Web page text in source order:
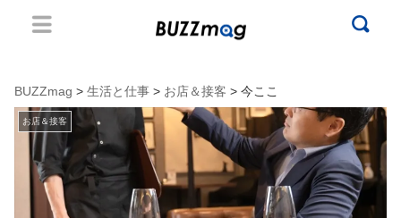
BUZZmag > 生活と仕事 > お店＆接客 > 今ここ
お店＆接客